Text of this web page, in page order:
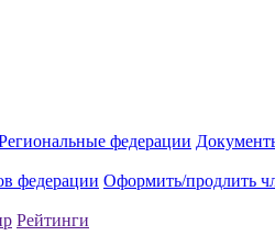
федерации
федерации Оформить/продлить
Рейтинги